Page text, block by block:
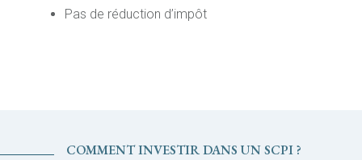
Pas de réduction d’impôt
COMMENT INVESTIR DANS UN SCPI ?